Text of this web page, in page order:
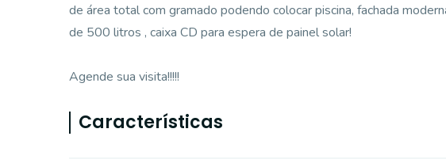
de área total com gramado podendo colocar piscina, fachada
de 500 litros , caixa CD para espera de painel solar!
Agende sua visita!!!!!
Características